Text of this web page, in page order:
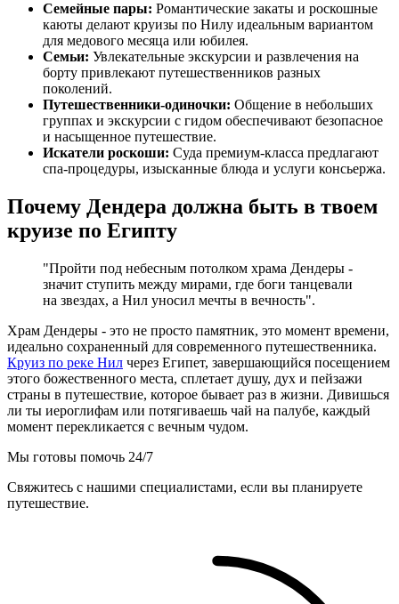
Семейные пары: Романтические закаты и роскошные
каюты делают круизы по Нилу идеальным вариантом
для медового месяца или юбилея.
Семьи: Увлекательные экскурсии и развлечения на
борту привлекают путешественников разных
поколений.
Путешественники-одиночки: Общение в небольших
группах и экскурсии с гидом обеспечивают безопасное
и насыщенное путешествие.
Искатели роскоши: Суда премиум-класса предлагают
спа-процедуры, изысканные блюда и услуги консьержа.
Почему Дендера должна быть в твоем
круизе по Египту
"Пройти под небесным потолком храма Дендеры -
значит ступить между мирами, где боги танцевали
на звездах, а Нил уносил мечты в вечность".
Храм Дендеры - это не просто памятник, это момент времени,
идеально сохраненный для современного путешественника.
Круиз по реке Нил через Египет, завершающийся посещением
этого божественного места, сплетает душу, дух и пейзажи
страны в путешествие, которое бывает раз в жизни. Дивишься
ли ты иероглифам или потягиваешь чай на палубе, каждый
момент перекликается с вечным чудом.
Мы готовы помочь 24/7
Свяжитесь с нашими специалистами, если вы планируете
путешествие.